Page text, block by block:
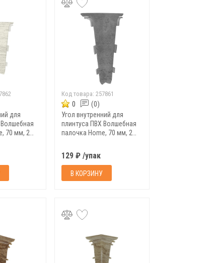
для
70 мм, 2
Код товара:257861
0 (0)
Угол внутренний для
плинтуса ПВХ Волшебная
палочка Home, 70 мм, 2
129 ₽ /упак
В КОРЗИНУ